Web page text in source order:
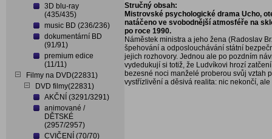
3D blu-ray
(435/435)
music BD (236/236)
dokumentární BD
(91/91)
premium edice
(11/11)
Filmy na DVD(22831)
DVD filmy(22831)
AKČNÍ (3291/3291)
animované /
DĚTSKÉ
(2957/2957)
CVIČENÍ (70/70)
Stručný obsah:
Mistrovské psychologické drama Ucho,
natáčeno ve svobodnější atmosféře na
po roce 1990.
Náměstek ministra a jeho žena (Radoslav
špehování a odposlouchávání státní
jejich rozhovory. Jednou ale po pozdním
vydedukují si totiž, že Ludvíkovi hrozí
bezesné noci manželé proberou svůj vztah
vystřízlivění a děsivá realita: nic nekončí, ale